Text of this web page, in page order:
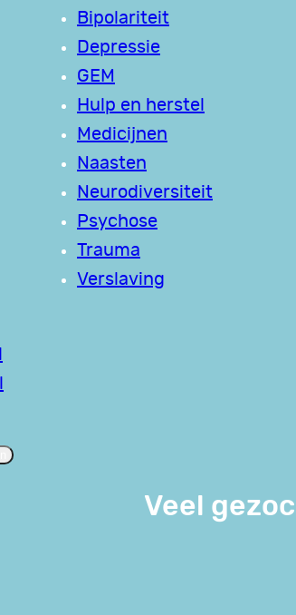
Bipolariteit
Depressie
GEM
Hulp en herstel
Medicijnen
Naasten
Neurodiversiteit
Psychose
Trauma
Verslaving
Veel